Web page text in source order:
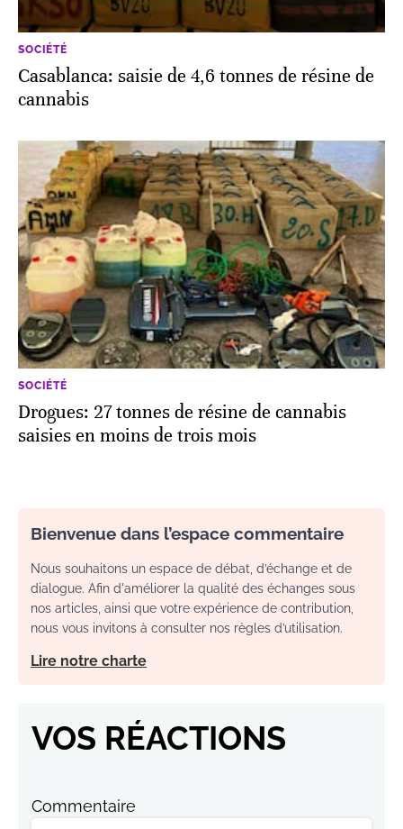
SOCIÉTÉ
Casablanca: saisie de 4,6 tonnes de résine de
cannabis
SOCIÉTÉ
Drogues: 27 tonnes de résine de cannabis
saisies en moins de trois mois
Bienvenue dans l’espace commentaire
Nous souhaitons un espace de débat, d’échange et de
dialogue. Afin d'améliorer la qualité des échanges sous
nos articles, ainsi que votre expérience de contribution,
nous vous invitons à consulter nos règles d’utilisation.
Lire notre charte
VOS RÉACTIONS
Commentaire